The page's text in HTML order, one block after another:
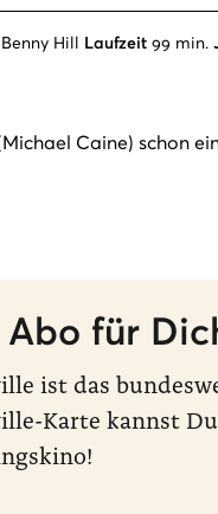
Hill Laufzeit 99 min.
Caine) schon
Abo für
ist das
Karte kannst